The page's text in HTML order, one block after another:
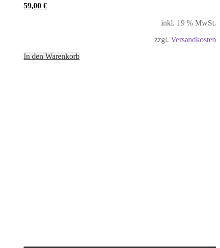
59,00 €
inkl. 19 % MwSt.
zzgl. Versandkosten
In den Warenkorb